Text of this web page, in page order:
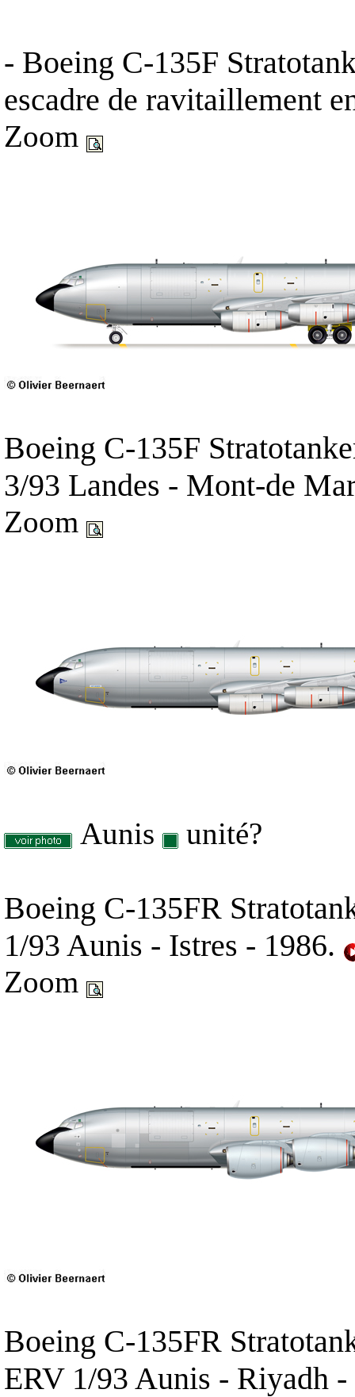
- Boeing C-135F
escadre de ravitaillement
Zoom
Boeing C-135F
3/93 Landes - Mont-de
Zoom
Aunis unité?
Boeing C-135FR
1/93 Aunis - Istres - 1986.
Zoom
Boeing C-135FR
ERV 1/93 Aunis - Riyadh